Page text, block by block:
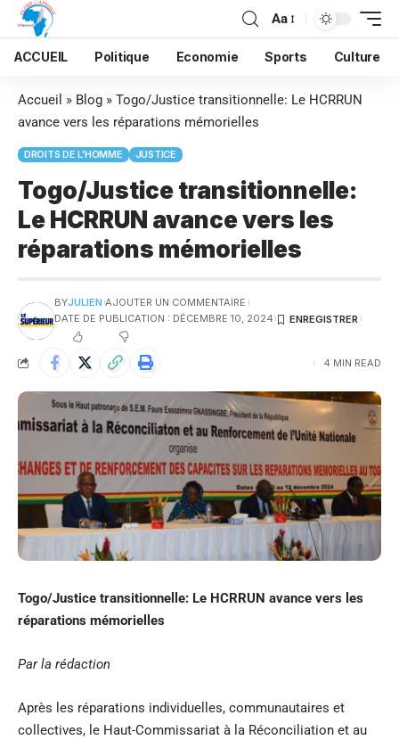
Aa
ACCUEIL Politique Economie Sports Culture
Accueil » Blog » Togo/Justice transitionnelle: Le HCRRUN
avance vers les réparations mémorielles
DROITS DE L'HOMME JUSTICE
Togo/Justice transitionnelle:
Le HCRRUN avance vers les
réparations mémorielles
BYJULIEN AJOUTER UN COMMENTAIRE
DATE DE PUBLICATION : DÉCEMBRE 10, 2024
4 MIN READ
Togo/Justice transitionnelle: Le HCRRUN avance vers les
réparations mémorielles
Par la rédaction
Après les réparations individuelles, communautaires et
collectives, le Haut-Commissariat à la Réconciliation et au